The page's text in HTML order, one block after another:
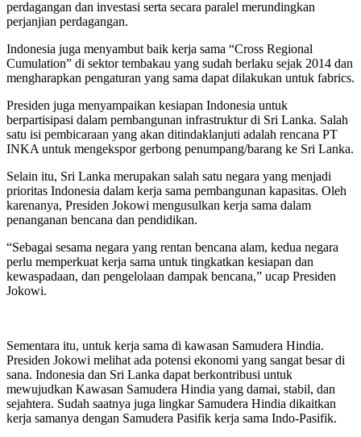
perdagangan dan investasi serta secara paralel merundingkan
perjanjian perdagangan.
Indonesia juga menyambut baik kerja sama “Cross Regional
Cumulation” di sektor tembakau yang sudah berlaku sejak 2014 dan
mengharapkan pengaturan yang sama dapat dilakukan untuk fabrics.
Presiden juga menyampaikan kesiapan Indonesia untuk
berpartisipasi dalam pembangunan infrastruktur di Sri Lanka. Salah
satu isi pembicaraan yang akan ditindaklanjuti adalah rencana PT
INKA untuk mengekspor gerbong penumpang/barang ke Sri Lanka.
Selain itu, Sri Lanka merupakan salah satu negara yang menjadi
prioritas Indonesia dalam kerja sama pembangunan kapasitas. Oleh
karenanya, Presiden Jokowi mengusulkan kerja sama dalam
penanganan bencana dan pendidikan.
“Sebagai sesama negara yang rentan bencana alam, kedua negara
perlu memperkuat kerja sama untuk tingkatkan kesiapan dan
kewaspadaan, dan pengelolaan dampak bencana,” ucap Presiden
Jokowi.
Sementara itu, untuk kerja sama di kawasan Samudera Hindia.
Presiden Jokowi melihat ada potensi ekonomi yang sangat besar di
sana. Indonesia dan Sri Lanka dapat berkontribusi untuk
mewujudkan Kawasan Samudera Hindia yang damai, stabil, dan
sejahtera. Sudah saatnya juga lingkar Samudera Hindia dikaitkan
kerja samanya dengan Samudera Pasifik kerja sama Indo-Pasifik.